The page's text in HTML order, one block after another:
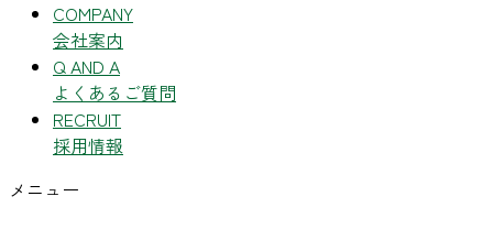
COMPANY
会社案内
Q AND A
よくあるご質問
RECRUIT
採用情報
メニュー